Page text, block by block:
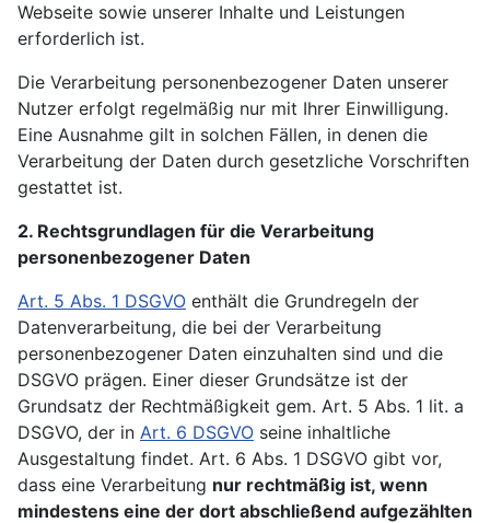
Webseite sowie unserer Inhalte und Leistungen
erforderlich ist.
Die Verarbeitung personenbezogener Daten unserer
Nutzer erfolgt regelmäßig nur mit Ihrer Einwilligung.
Eine Ausnahme gilt in solchen Fällen, in denen die
Verarbeitung der Daten durch gesetzliche Vorschriften
gestattet ist.
2. Rechtsgrundlagen für die Verarbeitung
personenbezogener Daten
Art. 5 Abs. 1 DSGVO enthält die Grundregeln der
Datenverarbeitung, die bei der Verarbeitung
personenbezogener Daten einzuhalten sind und die
DSGVO prägen. Einer dieser Grundsätze ist der
Grundsatz der Rechtmäßigkeit gem. Art. 5 Abs. 1 lit. a
DSGVO, der in Art. 6 DSGVO seine inhaltliche
Ausgestaltung findet. Art. 6 Abs. 1 DSGVO gibt vor,
dass eine Verarbeitung nur rechtmäßig ist, wenn
mindestens eine der dort abschließend aufgezählten